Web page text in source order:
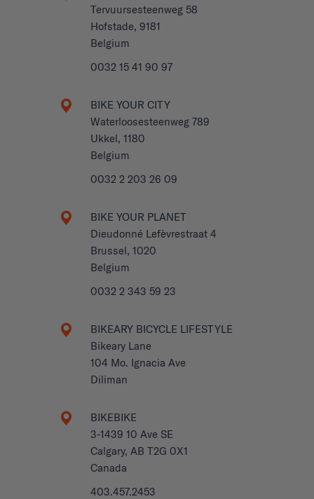
Tervuursesteenweg 58
Hofstade, 9181
Belgium
0032 15 41 90 97
BIKE YOUR CITY
Waterloosesteenweg 789
Ukkel, 1180
Belgium
0032 2 203 26 09
BIKE YOUR PLANET
Dieudonné Lefèvrestraat 4
Brussel, 1020
Belgium
0032 2 343 59 23
BIKEARY BICYCLE LIFESTYLE
Bikeary Lane
104 Mo. Ignacia Ave
Diliman
BIKEBIKE
3-1439 10 Ave SE
Calgary, AB T2G 0X1
Canada
403.457.2453